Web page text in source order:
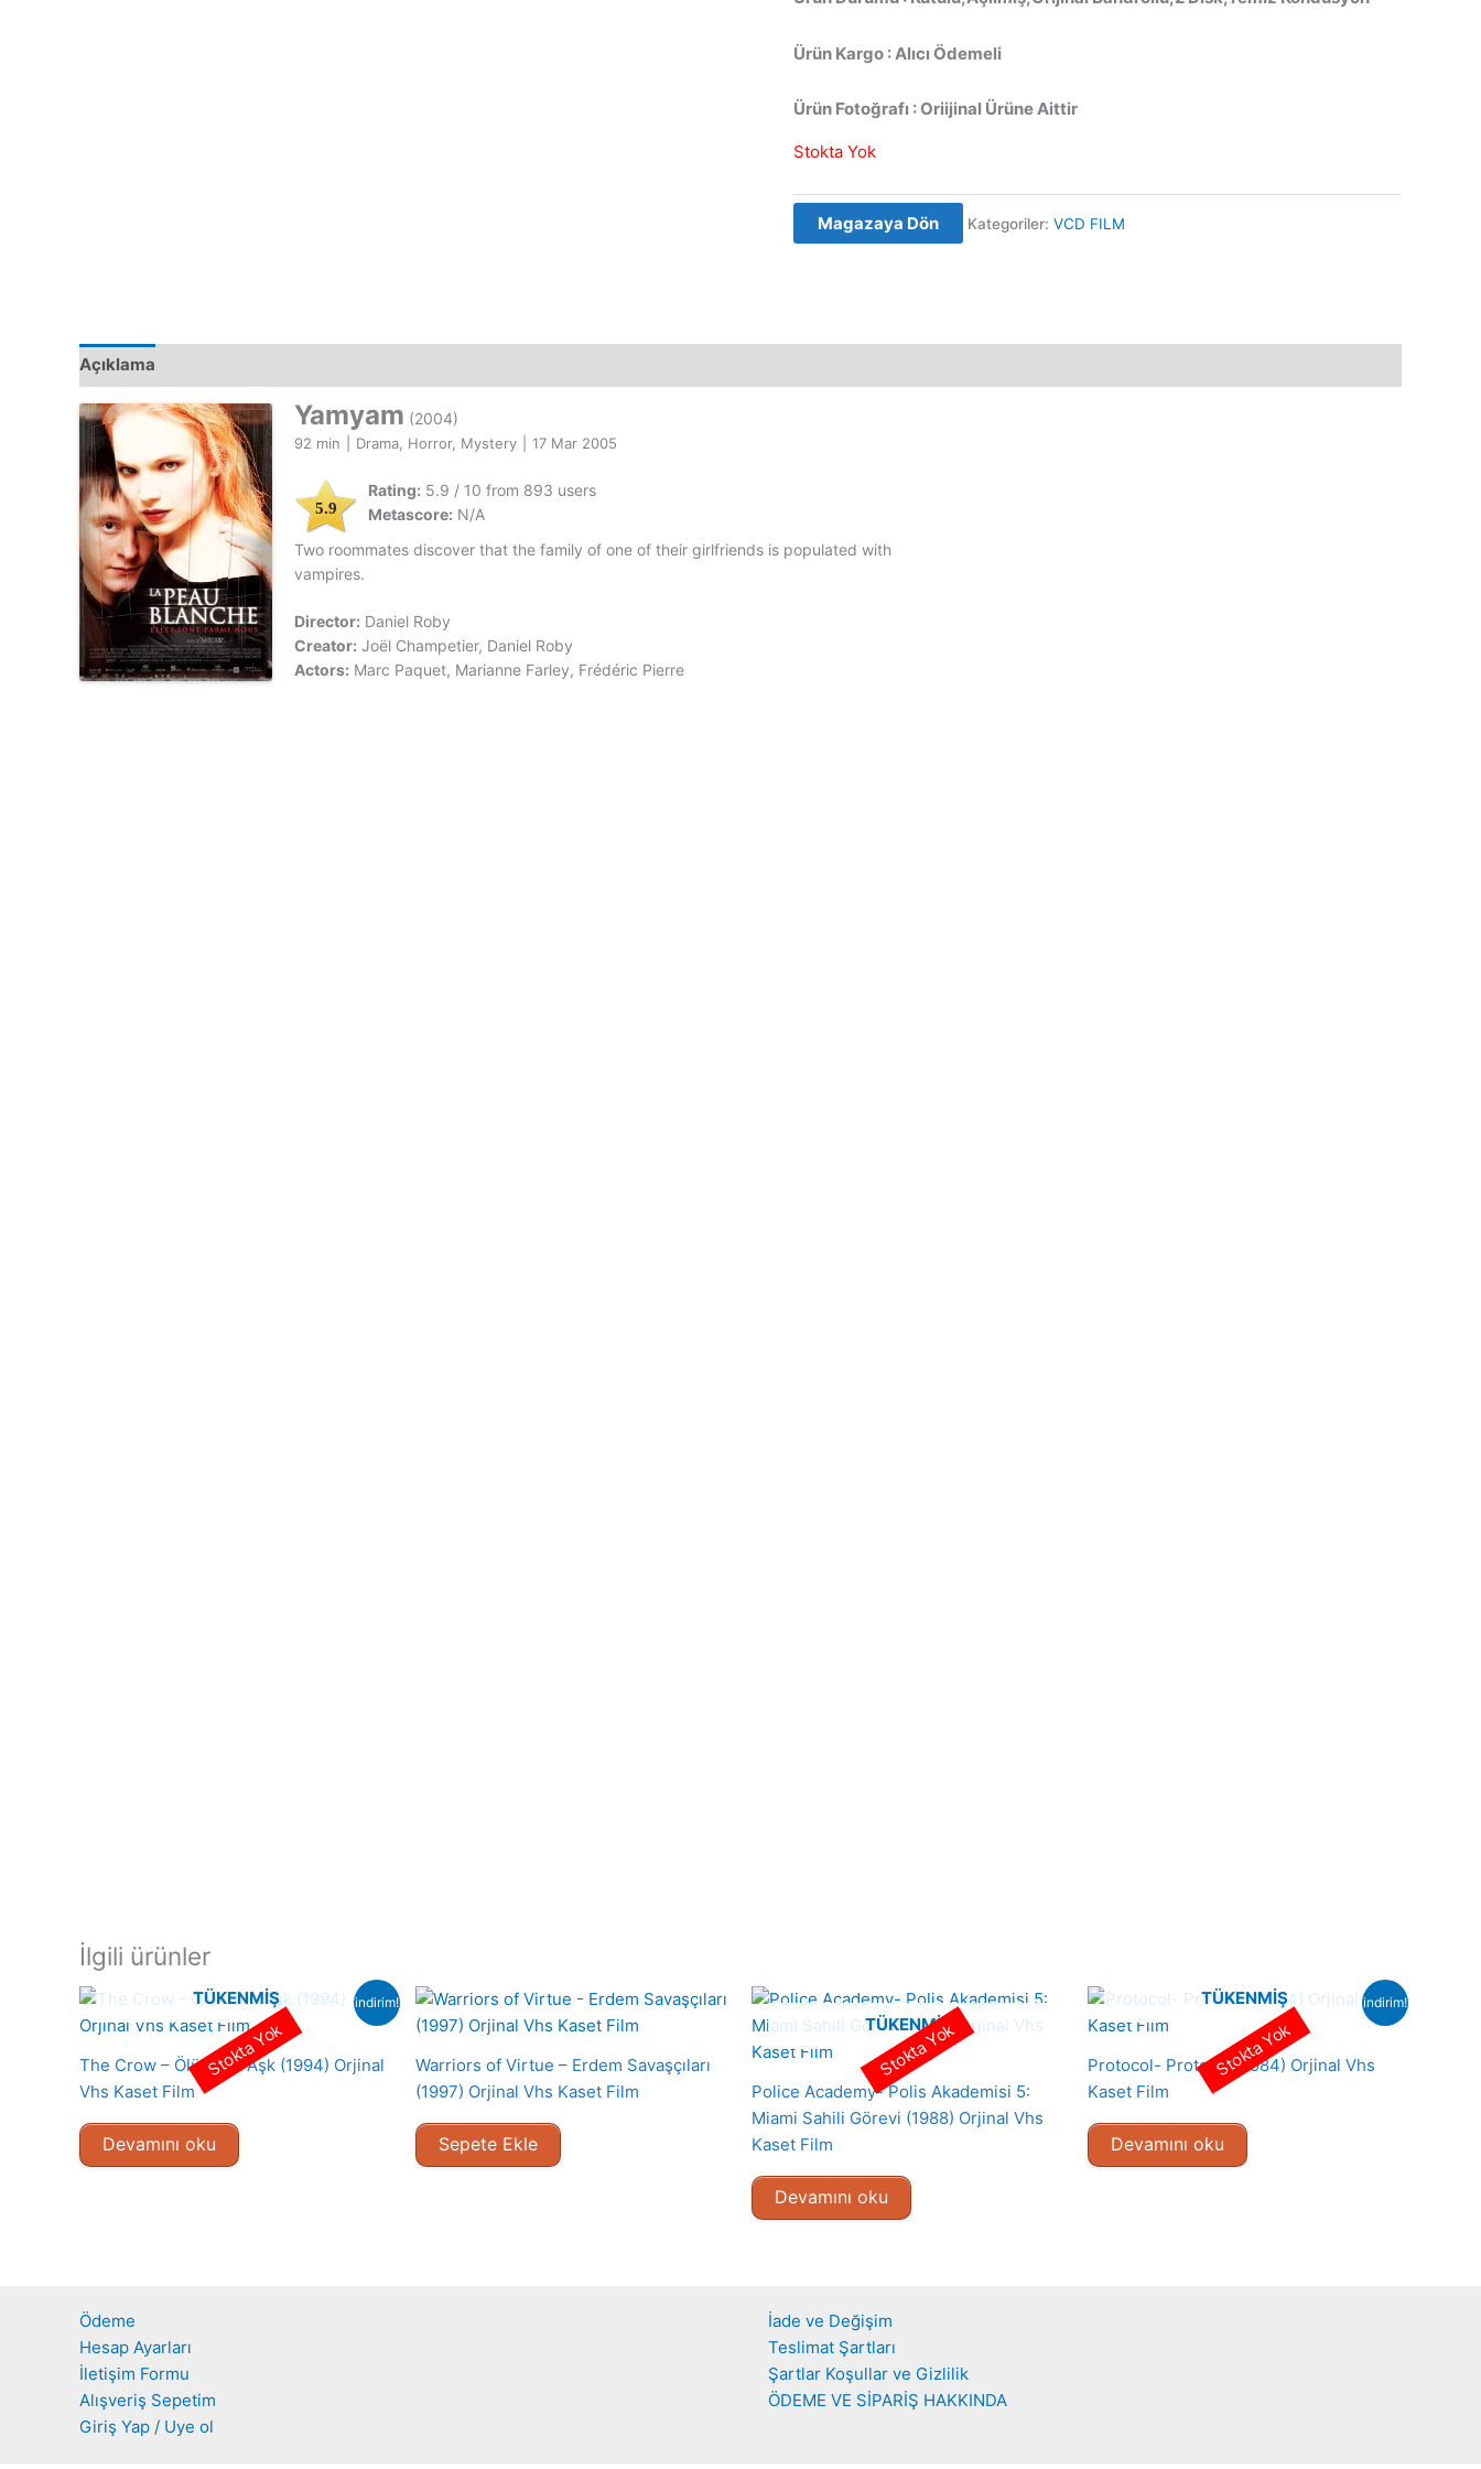
Ürün Kargo : Alıcı Ödemeli
Ürün Fotoğrafı : Oriijinal Ürüne Aittir
Stokta Yok
Magazaya Dön Kategoriler: VCD FILM
Açıklama
Yamyam (2004)
92 min Drama, Horror, Mystery 17 Mar 2005
5.9
Rating: 5.9 / 10 from 893 users
Metascore: N/A
Two roommates discover that the family of one of their girlfriends is populated with
vampires.
Director: Daniel Roby
Creator: Joël Champetier, Daniel Roby
Actors: Marc Paquet, Marianne Farley, Frédéric Pierre
İlgili ürünler
indirim!
TÜKENMIŞ
The Crow – Ölümsüz Aşk (1994) Orjinal
Vhs Kaset Film
Devamını oku
Stokta Yok
Warriors of Virtue – Erdem Savaşçıları
(1997) Orjinal Vhs Kaset Film
Sepete Ekle
TÜKENMIŞ
Police Academy- Polis Akademisi 5:
Miami Sahili Görevi (1988) Orjinal Vhs
Kaset Film
Devamını oku
Stokta Yok
indirim!
TÜKENMIŞ
Protocol- Protokol (1984) Orjinal Vhs
Kaset Film
Devamını oku
Stokta Yok
Ödeme
Hesap Ayarları
İletişim Formu
Alışveriş Sepetim
Giriş Yap / Uye ol
İade ve Değişim
Teslimat Şartları
Şartlar Koşullar ve Gizlilik
ÖDEME VE SİPARİŞ HAKKINDA